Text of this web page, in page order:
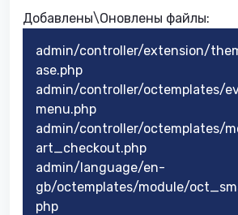
Добавлены\Оновлены файлы:​
admin/controller/extension/
ase.php
admin/controller/octemplates/
menu.php
admin/controller/octemplates/
art_checkout.php
admin/language/en-
gb/octemplates/module/
php